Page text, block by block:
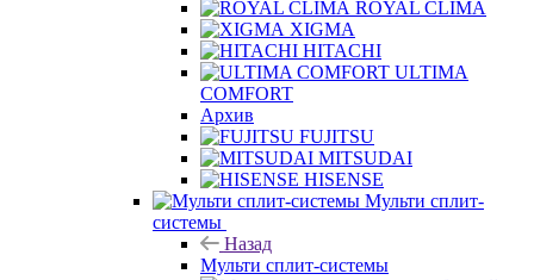
ROYAL CLIMA
XIGMA
HITACHI
ULTIMA
COMFORT
Архив
FUJITSU
MITSUDAI
HISENSE
Мульти сплит-
системы
Назад
Мульти сплит-системы